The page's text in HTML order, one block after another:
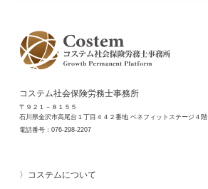
コステム社会保険労務士事務所
〒９２１－８１５５
石川県金沢市高尾台１丁目４４２番地 ベネフィットステージ４階
電話番号： 076-298-2207
コステムについて